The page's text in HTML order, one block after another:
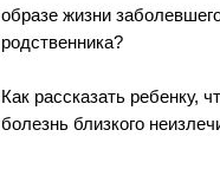
образе жизни
родственника?
Как рассказать ребенку,
болезнь близкого